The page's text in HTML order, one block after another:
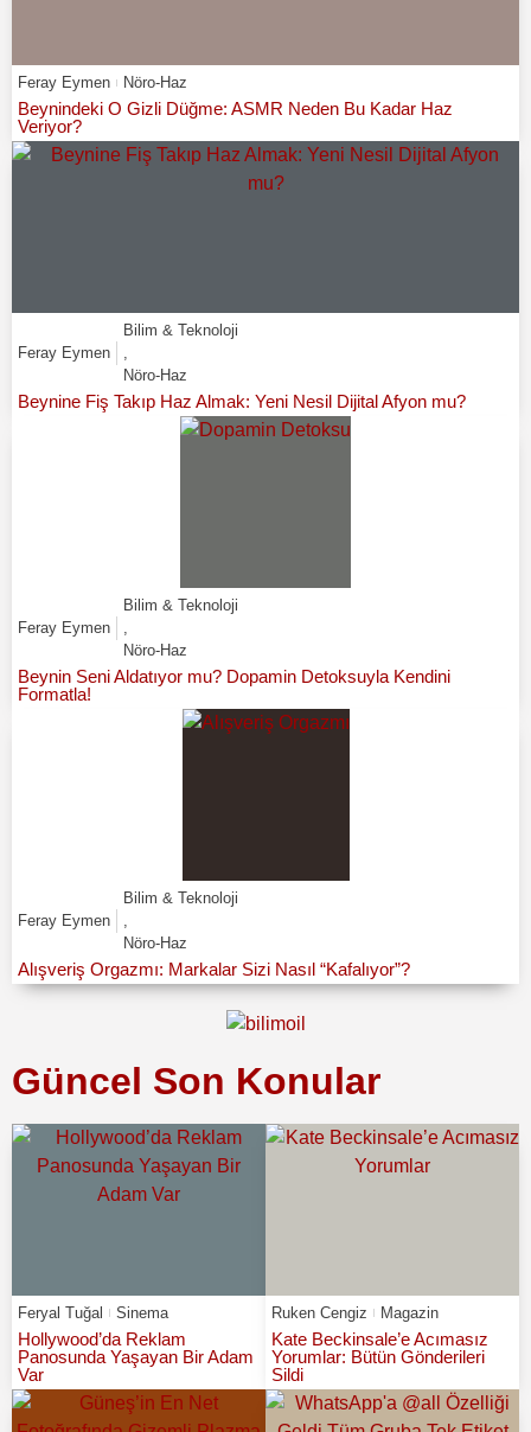
Feray Eymen Nöro-Haz
Beynindeki O Gizli Düğme: ASMR Neden Bu Kadar Haz
Veriyor?
Feray Eymen
Bilim & Teknoloji
,
Nöro-Haz
Beynine Fiş Takıp Haz Almak: Yeni Nesil Dijital Afyon mu?
Feray Eymen
Bilim & Teknoloji
,
Nöro-Haz
Beynin Seni Aldatıyor mu? Dopamin Detoksuyla Kendini
Formatla!
Feray Eymen
Bilim & Teknoloji
,
Nöro-Haz
Alışveriş Orgazmı: Markalar Sizi Nasıl “Kafalıyor”?
Güncel Son Konular
Feryal Tuğal Sinema
Hollywood’da Reklam
Panosunda Yaşayan Bir Adam
Var
Ruken Cengiz Magazin
Kate Beckinsale’e Acımasız
Yorumlar: Bütün Gönderileri
Sildi